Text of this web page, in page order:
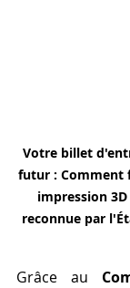
Votre billet
futur : Comment
impression
reconnue par
Grâce au